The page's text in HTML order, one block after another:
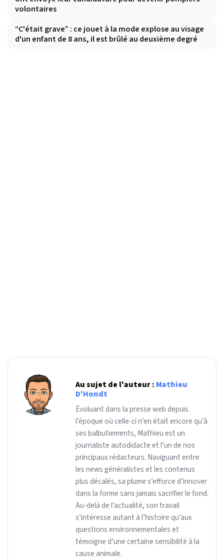
volontaires
“C'était grave” : ce jouet à la mode explose au visage
d'un enfant de 8 ans, il est brûlé au deuxième degré
Au sujet de l'auteur : Mathieu
D'Hondt
Évoluant dans la presse web depuis
l’époque où celle-ci n’en était encore qu’à
ses balbutiements, Mathieu est un
journaliste autodidacte et l’un de nos
principaux rédacteurs. Naviguant entre
les news généralistes et les contenus
plus décalés, sa plume s’efforce d’innover
dans la forme sans jamais sacrifier le fond.
Au-delà de l’actualité, son travail
s’intéresse autant à l’histoire qu’aux
questions environnementales et
témoigne d’une certaine sensibilité à la
cause animale.